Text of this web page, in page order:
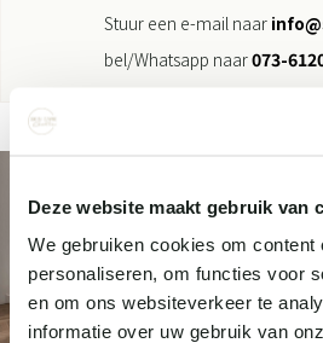
Deze website maakt gebruik van
We gebruiken cookies om content
personaliseren, om functies voor
en om ons websiteverkeer te
informatie over uw gebruik van
Stuur een e-mail naar
bel/Whatsapp naar073-